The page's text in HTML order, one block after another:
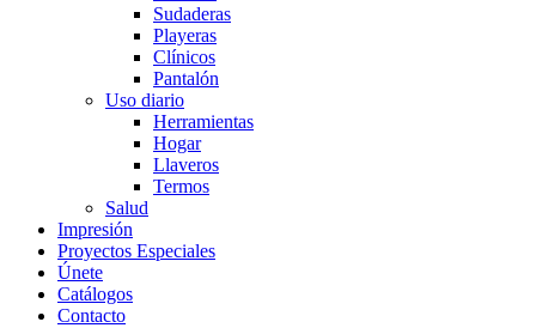
Sudaderas
Playeras
Clínicos
Pantalón
Uso diario
Herramientas
Hogar
Llaveros
Termos
Salud
Impresión
Proyectos Especiales
Únete
Catálogos
Contacto